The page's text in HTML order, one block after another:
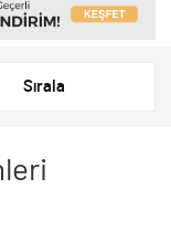
Sırala